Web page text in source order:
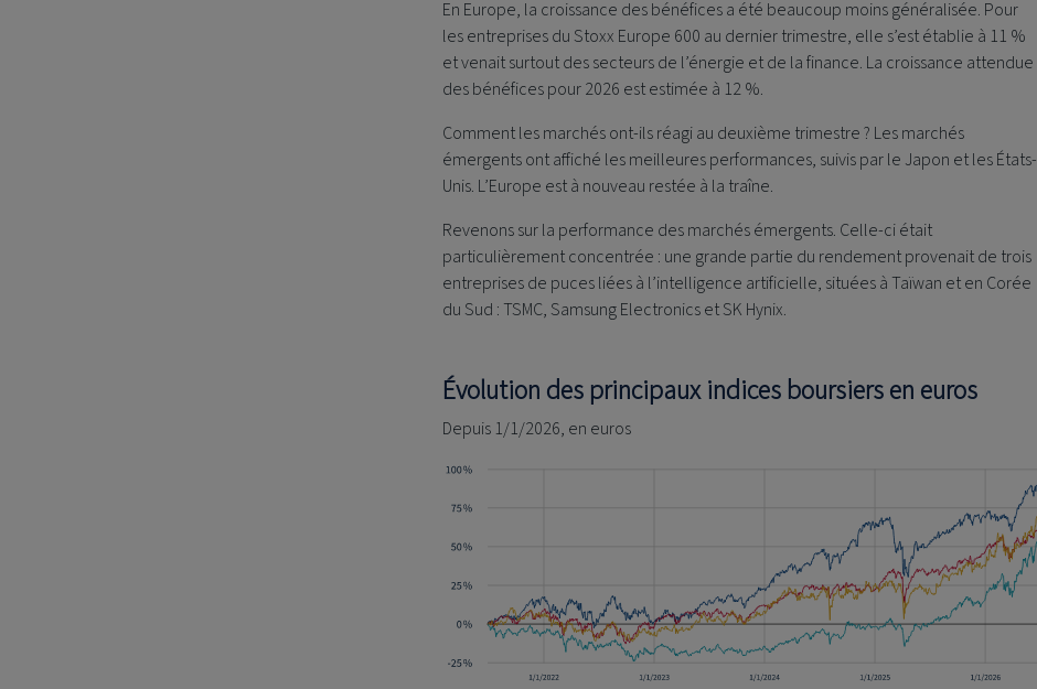
En Europe, la croissance des bénéfices a été beaucoup moins généralisée. Pour
les entreprises du Stoxx Europe 600 au dernier trimestre, elle s’est établie à 11 %
et venait surtout des secteurs de l’énergie et de la finance. La croissance attendue
des bénéfices pour 2026 est estimée à 12 %.
Comment les marchés ont-ils réagi au deuxième trimestre ? Les marchés
émergents ont affiché les meilleures performances, suivis par le Japon et les États-
Unis. L’Europe est à nouveau restée à la traîne.
Revenons sur la performance des marchés émergents. Celle-ci était
particulièrement concentrée : une grande partie du rendement provenait de trois
entreprises de puces liées à l’intelligence artificielle, situées à Taïwan et en Corée
du Sud : TSMC, Samsung Electronics et SK Hynix.
Évolution des principaux indices boursiers en euros
Depuis 1/1/2026, en euros